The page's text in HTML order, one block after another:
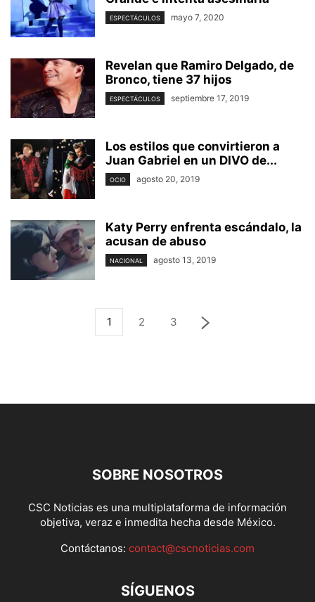
ESPECTÁCULOS mayo 7, 2020
Revelan que Ramiro Delgado, de
Bronco, tiene 37 hijos
ESPECTÁCULOS septiembre 17, 2019
Los estilos que convirtieron a
Juan Gabriel en un DIVO de...
OCIO agosto 20, 2019
Katy Perry enfrenta escándalo, la
acusan de abuso
NACIONAL agosto 13, 2019
1 2 3
SOBRE NOSOTROS
CSC Noticias es una multiplataforma de información
objetiva, veraz e inmedita hecha desde México.
Contáctanos: contact@cscnoticias.com
SÍGUENOS